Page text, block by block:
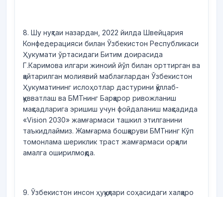
8. Шу нуқтаи назардан, 2022 йилда Швейцария
Конфедерацияси билан Ўзбекистон Республикаси
Ҳукумати ўртасидаги Битим доирасида
Г.Каримова илгари жиноий йўл билан орттирган ва
қайтарилган молиявий маблағлардан Ўзбекистон
Ҳукуматининг ислоҳотлар дастурини қўллаб-
қувватлаш ва БМТнинг Барқарор ривожланиш
мақсадларига эришиш учун фойдаланиш мақсадида
«Vision 2030» жамғармаси ташкил этилганини
таъкидлаймиз. Жамғарма бошқаруви БМТнинг Кўп
томонлама шериклик траст жамғармаси орқали
амалга оширилмоқда.
9. Ўзбекистон инсон ҳуқуқлари соҳасидаги халқаро